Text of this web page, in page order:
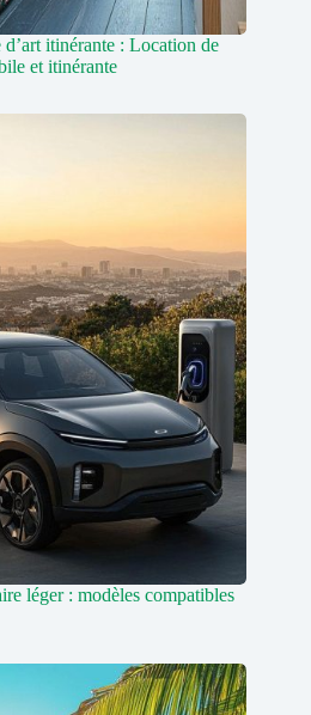
itinérante : Location de
et itinérante
léger : modèles compatibles